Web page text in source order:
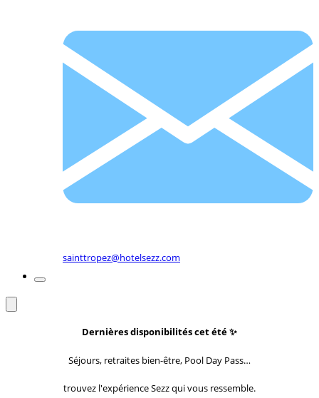
sainttropez@hotelsezz.com
Dernières disponibilités cet été ✨
Séjours, retraites bien-être, Pool Day Pass…
trouvez l'expérience Sezz qui vous ressemble.